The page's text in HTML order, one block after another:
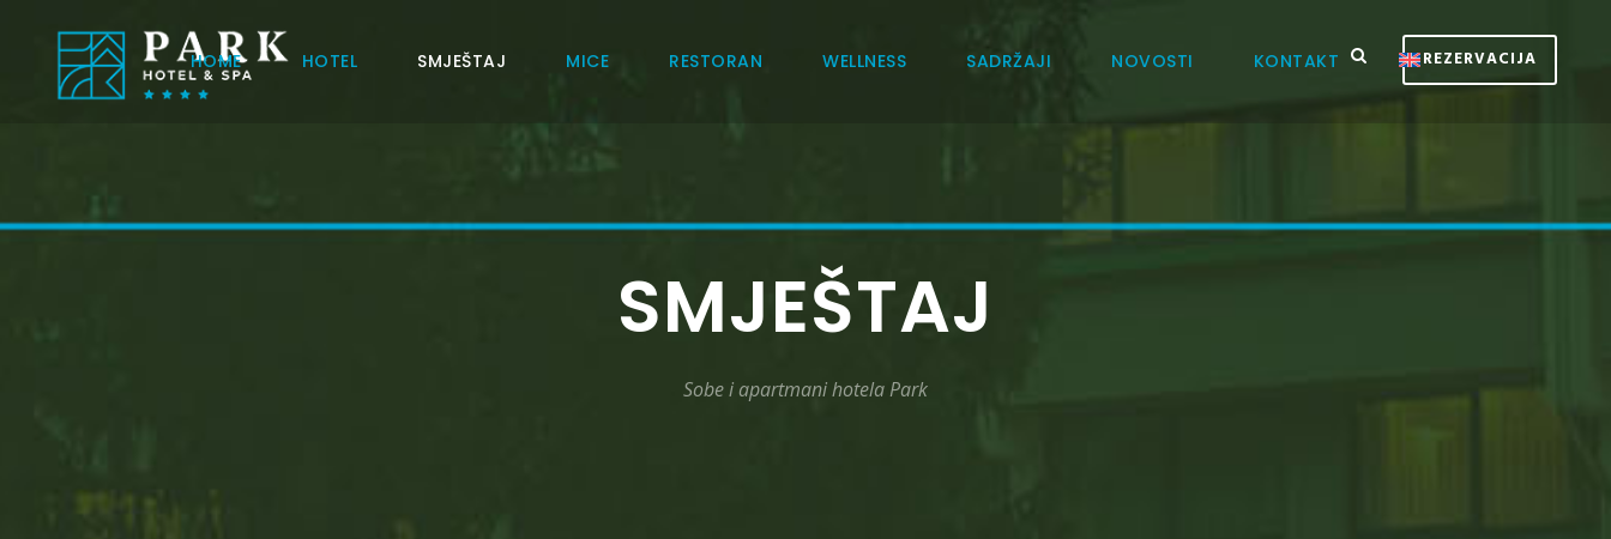
HOME HOTEL SMJEŠTAJ MICE RESTORAN WELLNESS SADRŽAJI NOVOSTI KONTAKT REZERVACIJA
SMJEŠTAJ
Sobe i apartmani hotela Park